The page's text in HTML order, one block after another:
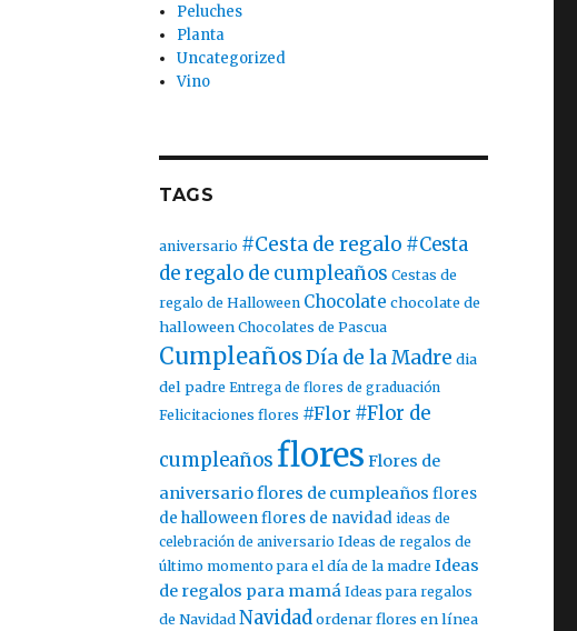
Peluches
Planta
Uncategorized
Vino
TAGS
aniversario #Cesta de regalo #Cesta
de regalo de cumpleaños Cestas de
regalo de Halloween Chocolate chocolate de
halloween Chocolates de Pascua
CumpleañosDía de la Madre dia
del padre Entrega de flores de graduación
Felicitaciones flores #Flor #Flor de
cumpleañosflores Flores de
aniversarioflores de cumpleaños flores
de halloweenflores de navidad ideas de
celebración de aniversario Ideas de regalos de
último momento para el día de la madre Ideas
de regalos para mamá Ideas para regalos
de Navidad Navidadordenar flores en línea